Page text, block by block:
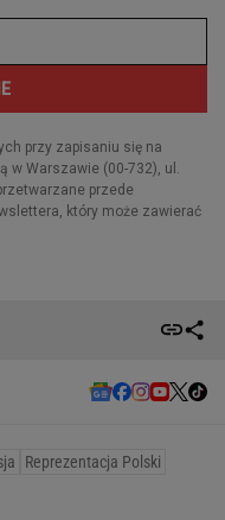
Reprezentacja Polski